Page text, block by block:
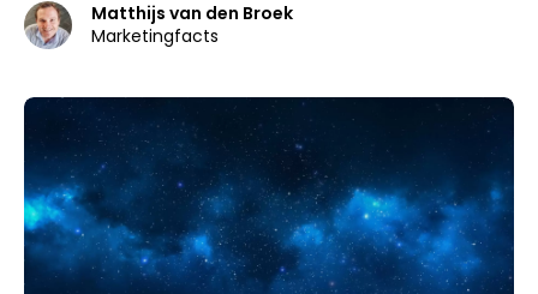
Matthijs van den Broek
Marketingfacts